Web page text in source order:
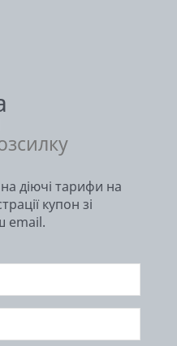
діючі тарифи на
купон зі
email.